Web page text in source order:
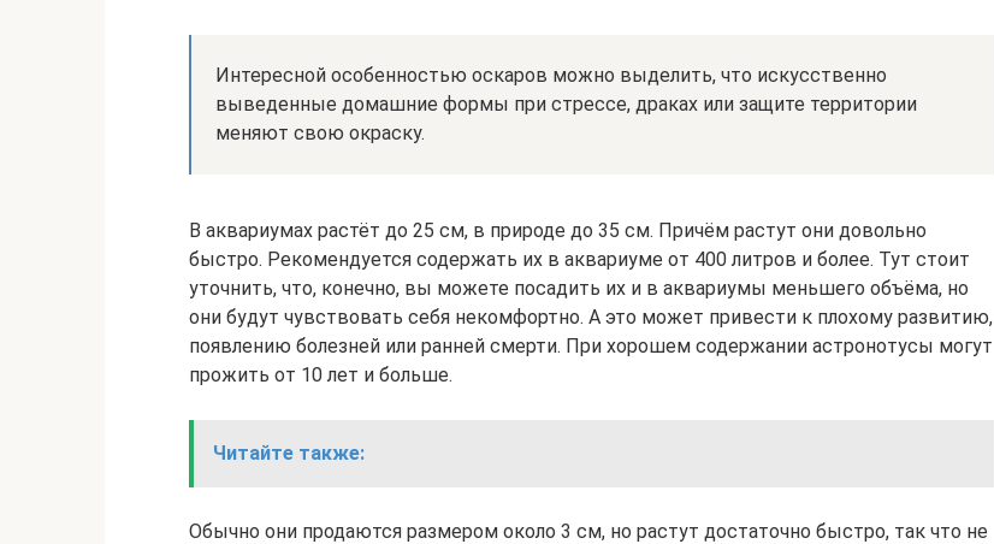
Интересной особенностью оскаров можно выделить, что искусственно
выведенные домашние формы при стрессе, драках или защите территории
меняют свою окраску.
В аквариумах растёт до 25 см, в природе до 35 см. Причём растут они довольно
быстро. Рекомендуется содержать их в аквариуме от 400 литров и более. Тут стоит
уточнить, что, конечно, вы можете посадить их и в аквариумы меньшего объёма, но
они будут чувствовать себя некомфортно. А это может привести к плохому развитию,
появлению болезней или ранней смерти. При хорошем содержании астронотусы могут
прожить от 10 лет и больше.
Читайте также:
Обычно они продаются размером около 3 см, но растут достаточно быстро, так что не